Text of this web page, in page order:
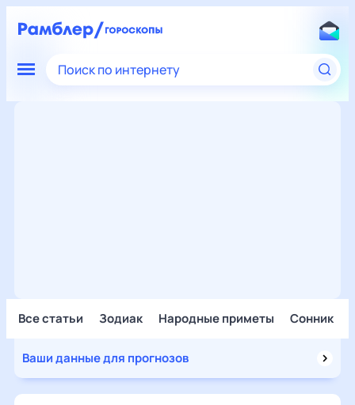
Поиск по интернету
Все статьи Зодиак Народные приметы Сонник
Ваши данные для прогнозов